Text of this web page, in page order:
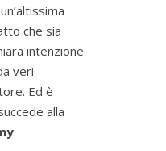
che sia
intenzione
veri
Ed è
alla
.